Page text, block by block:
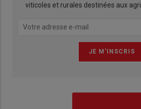
viticoles et rurales destinées aux